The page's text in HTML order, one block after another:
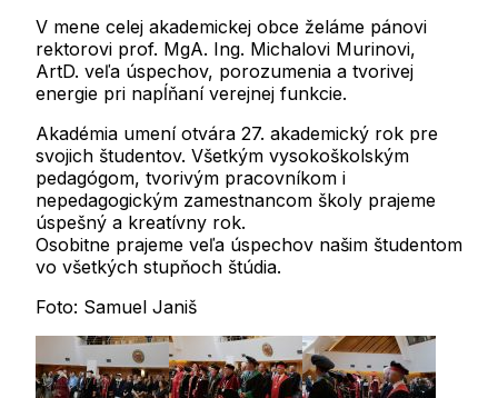
V mene celej akademickej obce želáme pánovi
rektorovi prof. MgA. Ing. Michalovi Murinovi,
ArtD. veľa úspechov, porozumenia a tvorivej
energie pri napĺňaní verejnej funkcie.
Akadémia umení otvára 27. akademický rok pre
svojich študentov. Všetkým vysokoškolským
pedagógom, tvorivým pracovníkom i
nepedagogickým zamestnancom školy prajeme
úspešný a kreatívny rok.
Osobitne prajeme veľa úspechov našim študentom
vo všetkých stupňoch štúdia.
Foto: Samuel Janiš